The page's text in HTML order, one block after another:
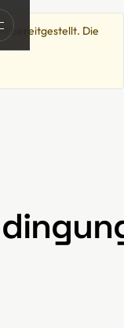
bereitgestellt. Die